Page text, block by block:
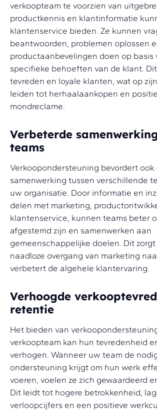
verkoopteam te voorzien van
productkennis en klantinformatie
klantenservice bieden. Ze kunnen
beantwoorden, problemen oplossen
productaanbevelingen doen op basis
specifieke behoeften van de klant.
tevreden en loyale klanten, wat op
leiden tot herhaalaankopen en
mondreclame.
Verbeterde
teams
Verkoopondersteuning bevordert ook
samenwerking tussen verschillende
uw organisatie. Door informatie en
delen met marketing,
klantenservice, kunnen teams beter
afgestemd zijn en samenwerken aan
gemeenschappelijke doelen. Dit
naadloze overgang van marketing
verbetert de algehele klantervaring.
Verhoogde
retentie
Het bieden van
verkoopteam kan hun tevredenheid
verhogen. Wanneer uw team de
ondersteuning krijgt om hun werk
voeren, voelen ze zich gewaardeerd
Dit leidt tot hogere betrokkenheid,
verloopcijfers en een positieve